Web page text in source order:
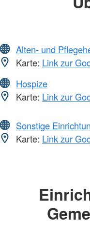
Alten- und
Karte: Link zur
Hospize
Karte: Link zur
Sonstige
Karte: Link zur